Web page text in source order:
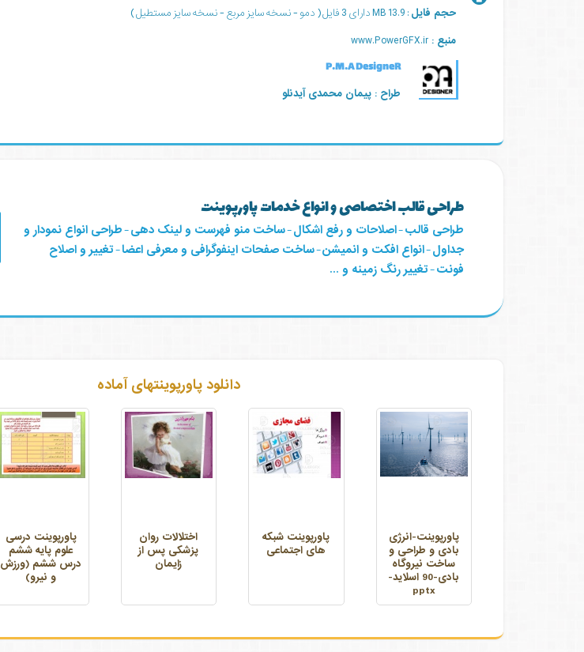
حجم فایل : 13.9 MB دارای 3 فایل ( دمو - نسخه سایز مربع - نسخه سایز مستطیل )
منبع : www.PowerGFX.ir
P.M.A DesigneR
طراح : پیمان محمدی آیدنلو
طراحی قالب اختصاصی و انواع خدمات پاورپوینت
طراحی قالب-اصلاحات و رفع اشکال-ساخت منو فهرست و لینک دهی-طراحی انواع نمودار و
جداول-انواع افکت و انمیشن-ساخت صفحات اینفوگرافی و معرفی اعضا-تغییر و اصلاح
فونت-تغییر رنگ زمینه و ...
دانلود پاورپوینتهای آماده
پاورپوینت-انرژی
بادی و طراحی و
ساخت نیروگاه
بادی-90 اسلاید-
pptx
پاورپوینت شبکه
های اجتماعی
اختلالات روان
پزشکی پس از
زایمان
پاورپوینت درسی
علوم پایه ششم
درس ششم (ورزش
و نیرو)